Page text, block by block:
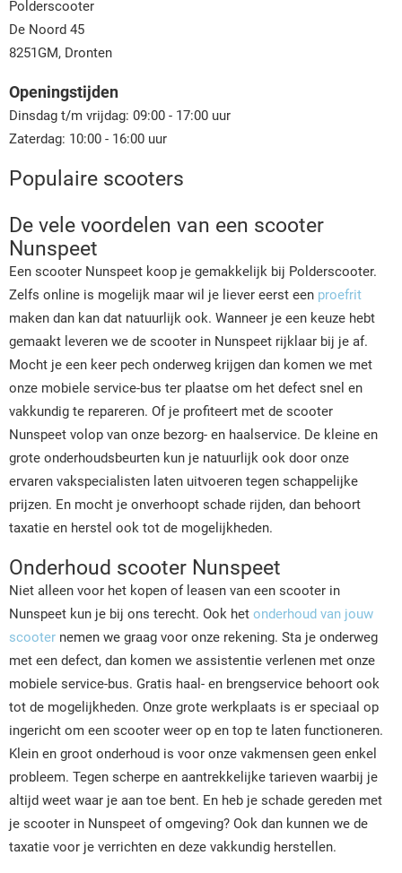
Polderscooter
De Noord 45
8251GM, Dronten
Openingstijden
Dinsdag t/m vrijdag: 09:00 - 17:00 uur
Zaterdag: 10:00 - 16:00 uur
Populaire scooters
De vele voordelen van een scooter
Nunspeet
Een scooter Nunspeet koop je gemakkelijk bij Polderscooter.
Zelfs online is mogelijk maar wil je liever eerst een proefrit
maken dan kan dat natuurlijk ook. Wanneer je een keuze hebt
gemaakt leveren we de scooter in Nunspeet rijklaar bij je af.
Mocht je een keer pech onderweg krijgen dan komen we met
onze mobiele service-bus ter plaatse om het defect snel en
vakkundig te repareren. Of je profiteert met de scooter
Nunspeet volop van onze bezorg- en haalservice. De kleine en
grote onderhoudsbeurten kun je natuurlijk ook door onze
ervaren vakspecialisten laten uitvoeren tegen schappelijke
prijzen. En mocht je onverhoopt schade rijden, dan behoort
taxatie en herstel ook tot de mogelijkheden.
Onderhoud scooter Nunspeet
Niet alleen voor het kopen of leasen van een scooter in
Nunspeet kun je bij ons terecht. Ook het onderhoud van jouw
scooter nemen we graag voor onze rekening. Sta je onderweg
met een defect, dan komen we assistentie verlenen met onze
mobiele service-bus. Gratis haal- en brengservice behoort ook
tot de mogelijkheden. Onze grote werkplaats is er speciaal op
ingericht om een scooter weer op en top te laten functioneren.
Klein en groot onderhoud is voor onze vakmensen geen enkel
probleem. Tegen scherpe en aantrekkelijke tarieven waarbij je
altijd weet waar je aan toe bent. En heb je schade gereden met
je scooter in Nunspeet of omgeving? Ook dan kunnen we de
taxatie voor je verrichten en deze vakkundig herstellen.